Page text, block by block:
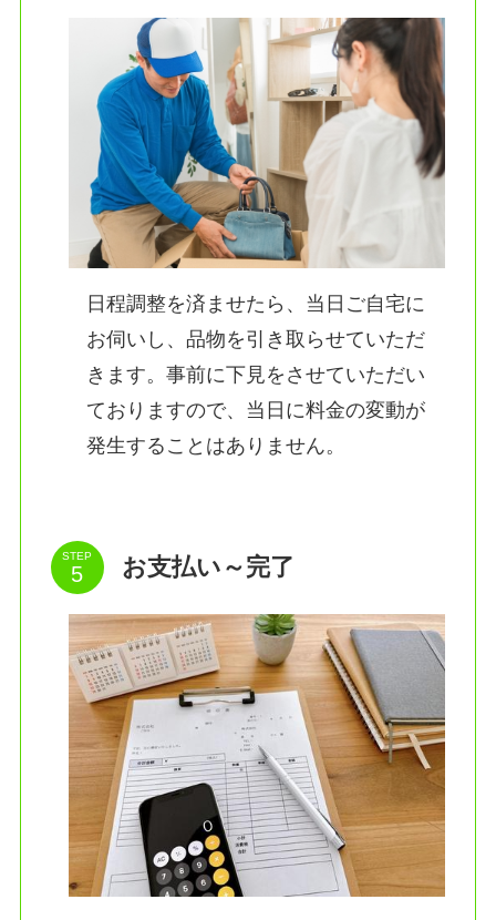
日程調整を済ませたら、当日ご自宅に
お伺いし、品物を引き取らせていただ
きます。事前に下見をさせていただい
ておりますので、当日に料金の変動が
発生することはありません。
STEP お支払い～完了